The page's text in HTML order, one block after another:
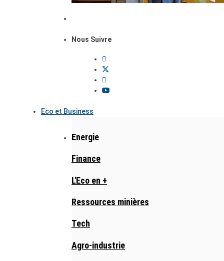
Nous Suivre
Eco et Business
Energie
Finance
L'Eco en +
Ressources minières
Tech
Agro-industrie